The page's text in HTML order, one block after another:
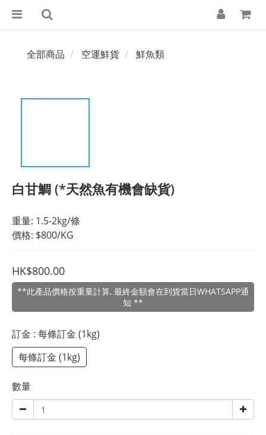
全部商品 空運鮮貨 鮮魚類
白甘鯛 (*天然魚有機會缺貨)
重量: 1.5-2kg/條
價格: $800/KG
HK$800.00
**此產品價格按重量計算, 最終金額會在到貨當日WHATSAPP通
知 **
訂金 : 每條訂金 (1kg)
每條訂金 (1kg)
數量